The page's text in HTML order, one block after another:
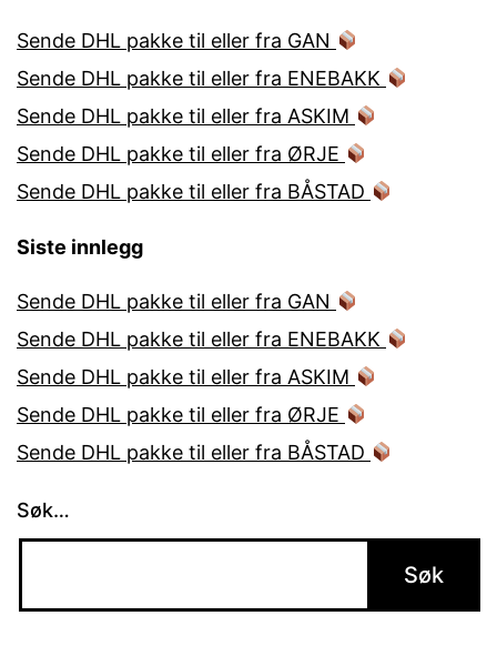
Sende DHL pakke til eller fra GAN
Sende DHL pakke til eller fra ENEBAKK
Sende DHL pakke til eller fra ASKIM
Sende DHL pakke til eller fra ØRJE
Sende DHL pakke til eller fra BÅSTAD
Siste innlegg
Sende DHL pakke til eller fra GAN
Sende DHL pakke til eller fra ENEBAKK
Sende DHL pakke til eller fra ASKIM
Sende DHL pakke til eller fra ØRJE
Sende DHL pakke til eller fra BÅSTAD
Søk…